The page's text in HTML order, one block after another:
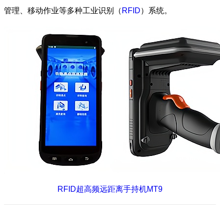
管理、移动作业等多种工业识别（ RFID）系统。
RFID超高频远距离手持机MT9